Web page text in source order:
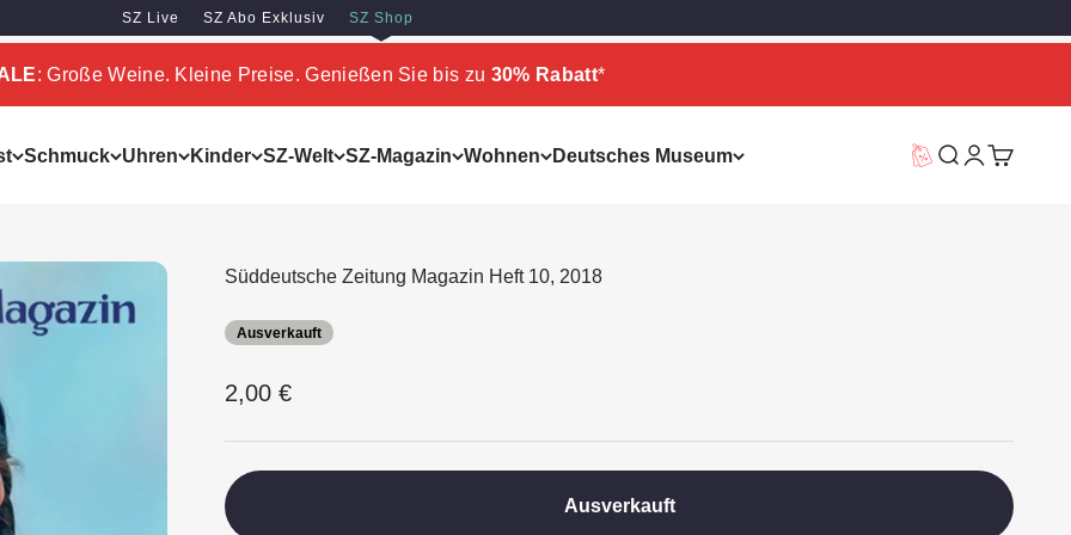
SZ Live SZ Abo Exklusiv SZ Shop
: Große Weine. Kleine Preise. Genießen Sie bis zu 30% Rabatt*
Schmuck Uhren Kinder SZ-Welt SZ-Magazin Wohnen Deutsches Museum Vorteilswelt
Suche
Süddeutsche Zeitung Magazin Heft 10, 2018
Ausverkauft
Angebot
2,00 €
Ausverkauft